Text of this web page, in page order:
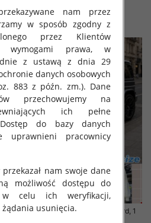
135.00 zł
szczegóły
M-
Kurtka alpaka Roz Standard, 1
nam przez
w sposób zgodny z
przez Klientów
wymogami prawa, w
z ustawą z dnia 29
danych osobowych
883 z późn. zm.). Dane
przechowujemy na
ich pełne
Dostęp do bazy danych
uprawnieni pracownicy
nam swoje dane
możliwość dostępu do
celu ich weryfikacji,
usunięcia.